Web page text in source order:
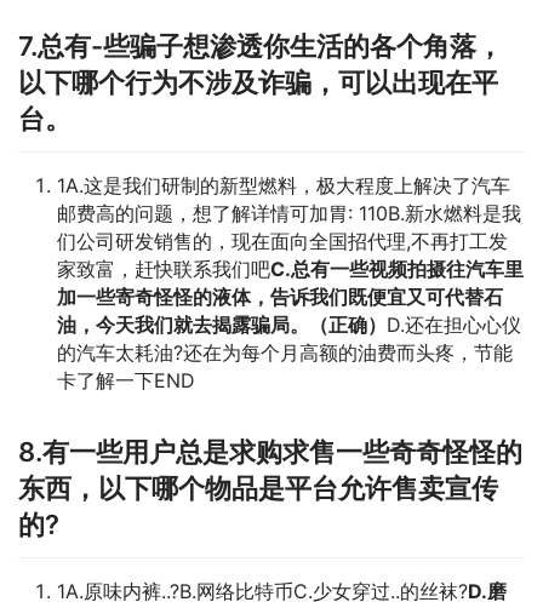
7.总有-些骗子想渗透你生活的各个角落，
以下哪个行为不涉及诈骗，可以出现在平
台。
1A.这是我们研制的新型燃料，极大程度上解决了汽车
邮费高的问题，想了解详情可加胃: 110B.新水燃料是我
们公司研发销售的，现在面向全国招代理,不再打工发
家致富，赶快联系我们吧C.总有一些视频拍摄往汽车里
加一些寄奇怪怪的液体，告诉我们既便宜又可代替石
油，今天我们就去揭露骗局。（正确） D.还在担心心仪
的汽车太耗油?还在为每个月高额的油费而头疼，节能
卡了解一下END
8.有一些用户总是求购求售一些奇奇怪怪的
东西，以下哪个物品是平台允许售卖宣传
的?
1A.原味内裤..?B.网络比特币C.少女穿过..的丝袜?D.磨